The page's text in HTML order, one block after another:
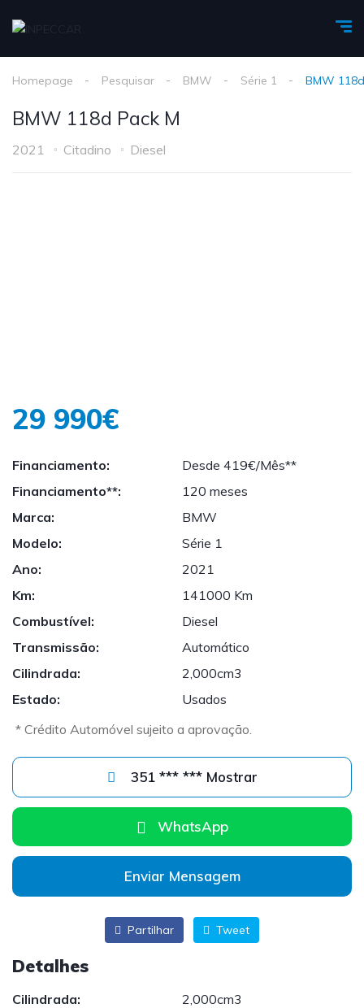
Homepage Pesquisar BMW Série 1 BMW
BMW 118d Pack M
2021 Citadino Diesel
29 990€
Financiamento:
Desde 419€/Mês**
Financiamento**:
120 meses
Marca:
BMW
Modelo:
Série 1
Ano:
2021
Km:
141000 Km
Combustível:
Diesel
Transmissão:
Automático
Cilindrada:
2,000cm3
Estado:
Usados
* Crédito Automóvel sujeito a aprovação.
351 *** *** Mostrar
WhatsApp
Enviar Mensagem
Partilhar Tweet
Detalhes
Cilindrada:
2,000cm3